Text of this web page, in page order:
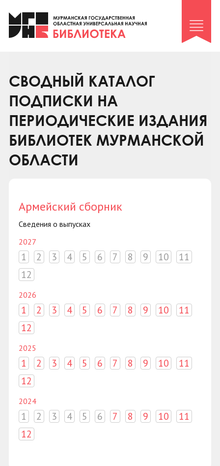
Клуб «Гиря и сельдерей»
Клуб «Семейный архив»
Коллегам
Контакты
СВОДНЫЙ КАТАЛОГ
ПОДПИСКИ НА
ПЕРИОДИЧЕСКИЕ ИЗДАНИЯ
БИБЛИОТЕК МУРМАНСКОЙ
ОБЛАСТИ
Армейский сборник
Сведения о выпусках
2027
1 2 3 4 5 6 7 8 9 10
11
12
2026
1 2 3 4 5 6 7 8 9 10
11
12
2025
1 2 3 4 5 6 7 8 9 10
11
12
2024
1 2 3 4 5 6 7 8 9 10
11
12